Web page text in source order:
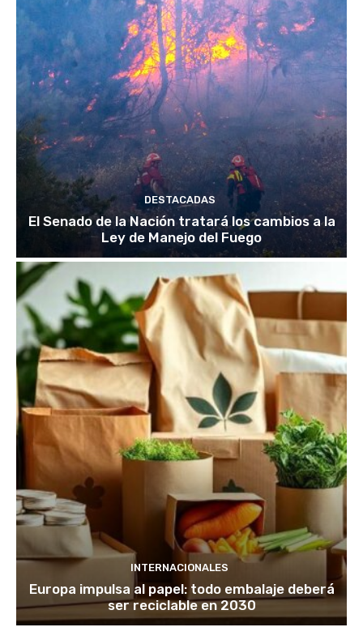
DESTACADAS
El Senado de la Nación tratará los cambios a la
Ley de Manejo del Fuego
INTERNACIONALES
Europa impulsa al papel: todo embalaje deberá
ser reciclable en 2030